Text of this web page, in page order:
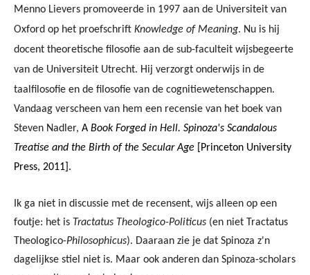
Menno Lievers promoveerde in 1997 aan de Universiteit van
Oxford op het proefschrift Knowledge of Meaning. Nu is hij
docent theoretische filosofie aan de sub-faculteit wijsbegeerte
van de Universiteit Utrecht. Hij verzorgt onderwijs in de
taalfilosofie en de filosofie van de cognitiewetenschappen.
Vandaag verscheen van hem een recensie van het boek van
Steven Nadler, A Book Forged in Hell. Spinoza's Scandalous
Treatise and the Birth of the Secular Age [Princeton University
Press, 2011].
Ik ga niet in discussie met de recensent, wijs alleen op een
foutje: het is Tractatus Theologico-Politicus (en niet Tractatus
Theologico-Philosophicus). Daaraan zie je dat Spinoza z'n
dagelijkse stiel niet is. Maar ook anderen dan Spinoza-scholars